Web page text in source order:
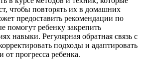
чтобы повторять их в домашних
предоставить рекомендации по
помогут ребенку закрепить
навыки. Регулярная обратная связь с
подходы и адаптировать
от прогресса ребенка.